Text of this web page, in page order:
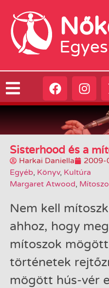
Sisterhood és a
Harkai Daniella
2009-
Egyéb, Könyv, Kultúra
Margaret Atwood,
Nem kell
ahhoz, hogy
mítoszok
történetek
mögött hús-vér